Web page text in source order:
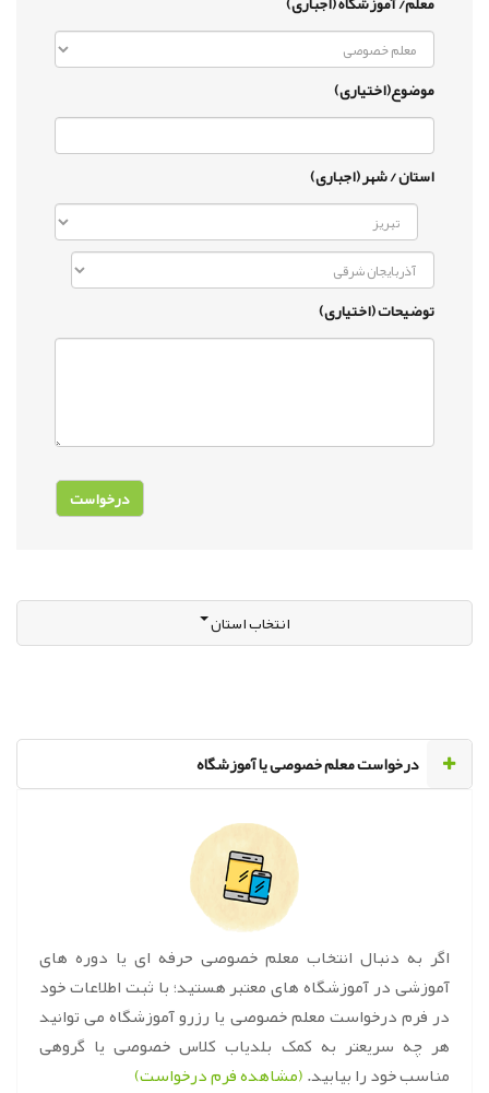
موضوع(اختیاری)
استان / شهر (اجباری)
توضیحات (اختیاری)
انتخاب استان
‌درخواست معلم خصوصی یا آموزشگاه
اگر به دنبال انتخاب معلم خصوصی حرفه ای یا دوره های
آموزشی در آموزشگاه های معتبر هستید؛ با ثبت اطلاعات خود
در فرم درخواست معلم خصوصی یا رزرو آموزشگاه می توانید
هر چه سریعتر به کمک بلدیاب کلاس خصوصی یا گروهی
مناسب خود را بیابید.(مشاهده فرم درخواست)